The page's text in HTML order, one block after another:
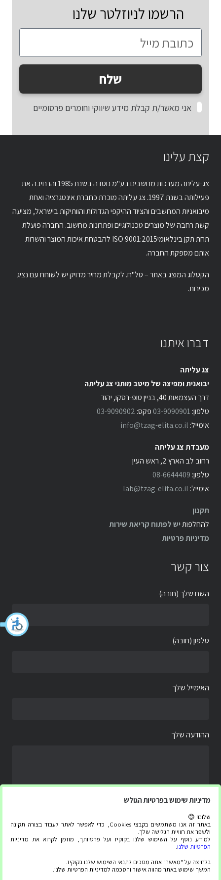
הרשמו לניוזלטר שלנו
אני מאשר/ת קבלת מידע שיווקי וחומרים פרסומיים
שלח
קצת עלינו
צג-עליתה מערכות מחשבים בע"מ נוסדה בשנת 1985 והרחיבה את
פעילותה בשנת 1997. צג עליתה מוכרת כחברת אינטגרציה ואחת
מיבואניות המחשבים והציוד ההיקפי הגדולות והוותיקות בישראל, מציעה
קשת רחבה של מוצרים טכנולוגיים ופתרונות מחשוב. החברה פועלת
תחת תקן בינלאומיISO 9001:2015 להבטחת איכות המוצר והשרות
אותם מספקת החברה.
הקטלוג המוצג באתר – טל"ח. לקבלת מחיר מדויק יש לשוחח עם נציג
מכירות.
דברו איתנו
צג עליתה
יבואנית ומפיצה של מיטב מותגי צג עליתה
דרך העצמאות 40, בניין טופ-רסקו, יהוד
טלפון: 03-9090901 פקס: 03-9090902
אימייל: info@tzag-elita.co.il
מעבדת צג עליתה
רחוב לב הארץ 2, ראש העין
טלפון: 08-6644409
אימייל: lab@tzag-elita.co.il
תקנון
להחלפותיש לפתוח קריאת שירות
מדיניות פרטיות
צור קשר
השם שלך (חובה)
טלפון (חובה)
האימייל שלך
ההודעה שלך
כל הזכויות שמורות ל “צג עליתה” 2020-2025 ©
מדיניות שימוש בפרטיות הגולש
שלום! 😊
באתר זה אנו משתמשים בקבצי Cookies, כדי לאפשר לאתר לעבוד בצורה תקינה
ולשפר את חוויית הגלישה שלך.
למידע נוסף על השימוש שלנו בקוקיז ועל פרטיותך, מוזמן לקרוא את מדיניות
הפרטיות שלנו.
בלחיצה על "מאשר" אתה מסכים לתנאי השימוש שלנו בקוקיז.
המשך שימוש באתר מהווה אישור והסכמה למדיניות הפרטיות שלנו.